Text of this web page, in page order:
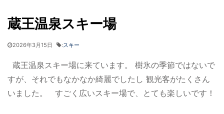
蔵王温泉スキー場
2026年3月15日 :スキー
蔵王温泉スキー場に来ています。 樹氷の季節ではないで
すが、それでもなかなか綺麗でしたし 観光客がたくさん
いました。 すごく広いスキー場で、とても楽しいです！